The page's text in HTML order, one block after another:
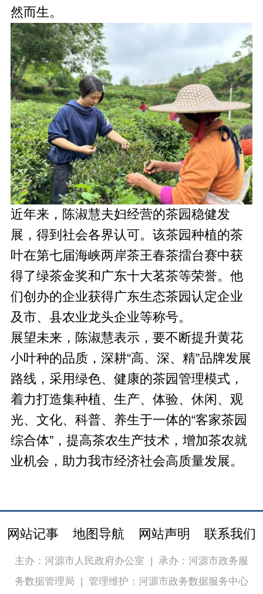
然而生。
近年来，陈淑慧夫妇经营的茶园稳健发
展，得到社会各界认可。该茶园种植的茶
叶在第七届海峡两岸茶王春茶擂台赛中获
得了绿茶金奖和广东十大茗茶等荣誉。他
们创办的企业获得广东生态茶园认定企业
及市、县农业龙头企业等称号。
展望未来，陈淑慧表示，要不断提升黄花
小叶种的品质，深耕“高、深、精”品牌发展
路线，采用绿色、健康的茶园管理模式，
着力打造集种植、生产、体验、休闲、观
光、文化、科普、养生于一体的“客家茶园
综合体”，提高茶农生产技术，增加茶农就
业机会，助力我市经济社会高质量发展。
网站记事 地图导航 网站声明 联系我们
主办：河源市人民政府办公室 | 承办：河源市政务服
务数据管理局 | 管理维护：河源市政务数据服务中心